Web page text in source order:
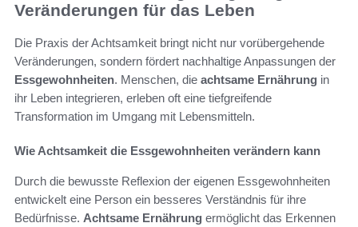
Veränderungen für das Leben
Die Praxis der Achtsamkeit bringt nicht nur vorübergehende
Veränderungen, sondern fördert nachhaltige Anpassungen der
Essgewohnheiten. Menschen, die achtsame Ernährung in
ihr Leben integrieren, erleben oft eine tiefgreifende
Transformation im Umgang mit Lebensmitteln.
Wie Achtsamkeit die Essgewohnheiten verändern kann
Durch die bewusste Reflexion der eigenen Essgewohnheiten
entwickelt eine Person ein besseres Verständnis für ihre
Bedürfnisse. Achtsame Ernährung ermöglicht das Erkennen